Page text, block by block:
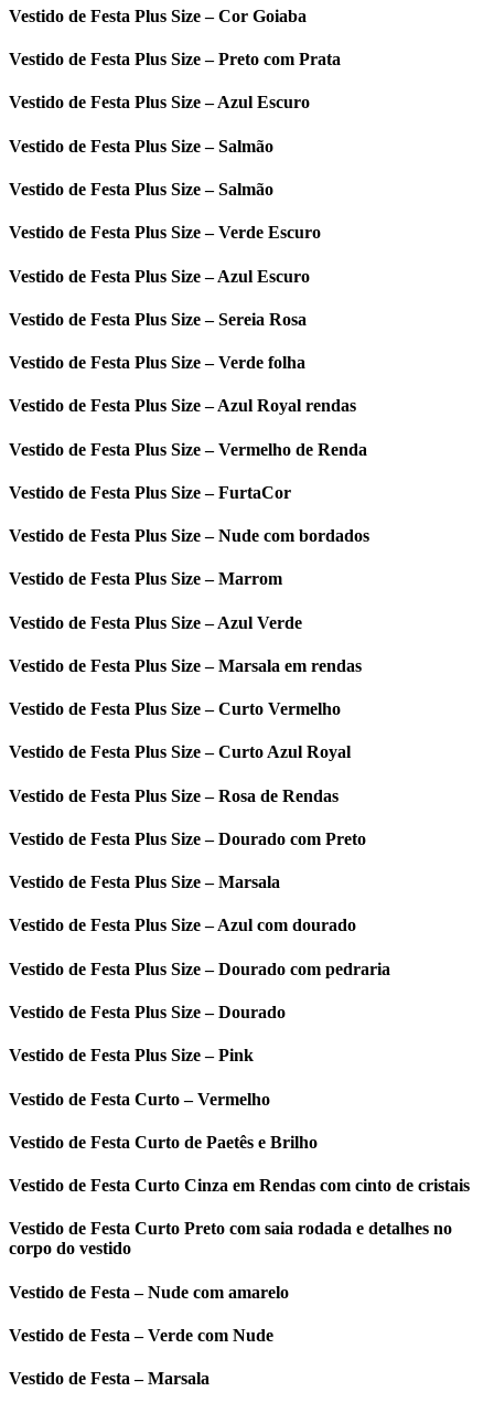
Vestido de Festa Plus Size – Cor Goiaba
Vestido de Festa Plus Size – Preto com Prata
Vestido de Festa Plus Size – Azul Escuro
Vestido de Festa Plus Size – Salmão
Vestido de Festa Plus Size – Salmão
Vestido de Festa Plus Size – Verde Escuro
Vestido de Festa Plus Size – Azul Escuro
Vestido de Festa Plus Size – Sereia Rosa
Vestido de Festa Plus Size – Verde folha
Vestido de Festa Plus Size – Azul Royal rendas
Vestido de Festa Plus Size – Vermelho de Renda
Vestido de Festa Plus Size – FurtaCor
Vestido de Festa Plus Size – Nude com bordados
Vestido de Festa Plus Size – Marrom
Vestido de Festa Plus Size – Azul Verde
Vestido de Festa Plus Size – Marsala em rendas
Vestido de Festa Plus Size – Curto Vermelho
Vestido de Festa Plus Size – Curto Azul Royal
Vestido de Festa Plus Size – Rosa de Rendas
Vestido de Festa Plus Size – Dourado com Preto
Vestido de Festa Plus Size – Marsala
Vestido de Festa Plus Size – Azul com dourado
Vestido de Festa Plus Size – Dourado com pedraria
Vestido de Festa Plus Size – Dourado
Vestido de Festa Plus Size – Pink
Vestido de Festa Curto – Vermelho
Vestido de Festa Curto de Paetês e Brilho
Vestido de Festa Curto Cinza em Rendas com cinto de cristais
Vestido de Festa Curto Preto com saia rodada e detalhes no
corpo do vestido
Vestido de Festa – Nude com amarelo
Vestido de Festa – Verde com Nude
Vestido de Festa – Marsala